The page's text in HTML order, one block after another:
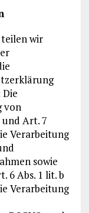
teilen wir
von
und Art. 7
Verarbeitung
sowie
6 Abs. 1 lit. b
Verarbeitung